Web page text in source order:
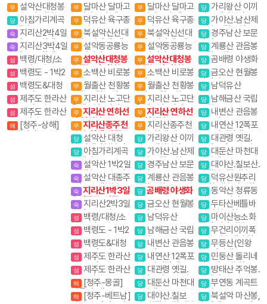
무 설악산대청봉
공룡능선 서북능
선 백담사
당 아침가리계곡
트레킹
숙 지리산2박4일
숙박종주(화대.성
중)
숙 지리산3박4일
숙박종주(화대종
주)
섬 백령/대청/소
청- 3박4일
섬 백령도 - 1박2
일
섬 백령도&대청
도 - 2박3일
섬 제주도 한라산
항공 1박2일
섬 제주도 한라산
항공 당일
해 [청주-상해]
상해관광 4일 / 상
무 달마산 달마고
도길 수국축제
무 덕유산 육구종
주. 영구종주
무 북설악신선대
일출(성인대) 내설
악 4암자길
무 설악동공룡능
선 설악산 공룡능
선(설악동출발)
무 설악산대청봉
공룡능선 서북능
선 백담사
무 소백산 비로봉
일출
무 월출산 천황봉
일출 국립공원
무 지리산 노고단
운해 일출 반야봉
뱀사골계곡
무 지리산 연하선
경 천왕봉
무 지리산종주천
왕봉(화대.성중)
당 설악산 대청
봉.귀때기청봉진
달래.흘림골 강원
20대명산
당 아침가리계곡
트레킹
숙 설악산 1박2일
대청봉.공룡능선
(갈땐 시외버스이
용)
숙 설악산 대종주
1박3일 대청봉.공
룡능선 서북능선
숙 지리산1박3일
숙박종주(성중.화
대)
숙 지리산2박3일
숙박종주(성중,성
대)
섬 백령/대청/소
청- 3박4일
섬 백령도 - 1박2
일
섬 백령도&대청
도 - 2박3일
섬 제주도 한라산
항공 1박2일
섬 제주도 한라산
항공 당일
해 [청주-몽골]
테를지(게르) 5일
해 [청주-베트남]
무 달마산 달마고
도길 수국축제
무 덕유산 육구종
주. 영구종주
무 북설악신선대
일출(성인대) 내설
악 4암자길
무 설악동공룡능
선 설악산 공룡능
선(설악동출발)
무 설악산대청봉
공룡능선 서북능
선 백담사
무 소백산 비로봉
일출
무 월출산 천황봉
일출 국립공원
무 지리산 노고단
운해 일출 반야봉
뱀사골계곡
무 지리산 연하선
경 천왕봉
무 지리산종주천
왕봉(화대.성중)
당 가리왕산 이끼
계곡,케이블카(여
행코스)
당 가야산.남산제
일봉 국립공원
당 경주남산 보문
단지
당 계룡산 관음봉
국립공원
당 곰배령 야생화
당 금오산 현월봉
약사암
당 남덕유산
당 남해금산 국립
공원
당 내변산 관음봉
내소사
당 내연산 12폭포
소금강전망대
당 대관령 옛길.
금강소나무 숲길
당 대둔산 마천대
진달래
당 대야산.칠보
당 가리왕산 이끼
계곡,케이블카(여
행코스)
당 가야산.남산제
일봉 국립공원
당 경주남산 보문
단지
당 계룡산 관음봉
국립공원
당 곰배령 야생화
당 금오산 현월봉
약사암
당 남덕유산
당 남해금산 국립
공원
당 내변산 관음봉
내소사
당 내연산 12폭포
소금강전망대
당 대관령 옛길.
금강소나무 숲길
당 대둔산 마천대
진달래
당 대야산.칠보산.
막장봉+장성봉
당 덕유산원추리
꽃 향적봉 야생화
당 동악산 청류동
계곡. 도림사
당 두타산베틀바
위.마천루협곡
당 마이산능소화
탑사 암마이봉
당 무건리이끼폭
포 추암촛대바위
당 무등산(인왕
봉) 서석대
당 민둥산 돌리네
인스타그램 핫플레
이스
당 방태산 주억봉.
적가리골
당 부연동 계곡트
레킹
당 북설악 마산봉,